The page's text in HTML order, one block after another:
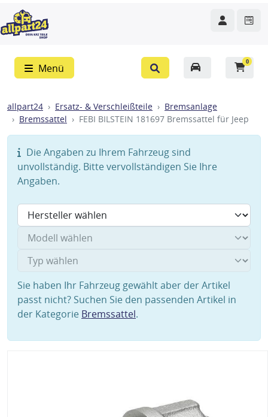
Menü
0
allpart24 Ersatz- & Verschleißteile
Bremsanlage
Bremssattel
FEBI BILSTEIN 181697 Bremssattel für Jeep
Die Angaben zu Ihrem Fahrzeug sind
unvollständig. Bitte vervollständigen Sie Ihre
Angaben.
Sie haben Ihr Fahrzeug gewählt aber der Artikel
passt nicht? Suchen Sie den passenden Artikel in
der Kategorie Bremssattel.